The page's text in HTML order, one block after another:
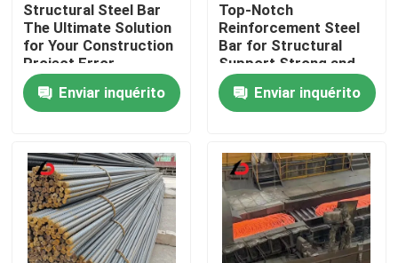
Produtos
Vídeos
Structural Steel Bar
The Ultimate Solution
for Your Construction
Project Error
Message Forbidden
Enviar inquérito
Top-Notch
Reinforcement Steel
Bar for Structural
Support Strong and
Dependable
Enviar inquérito